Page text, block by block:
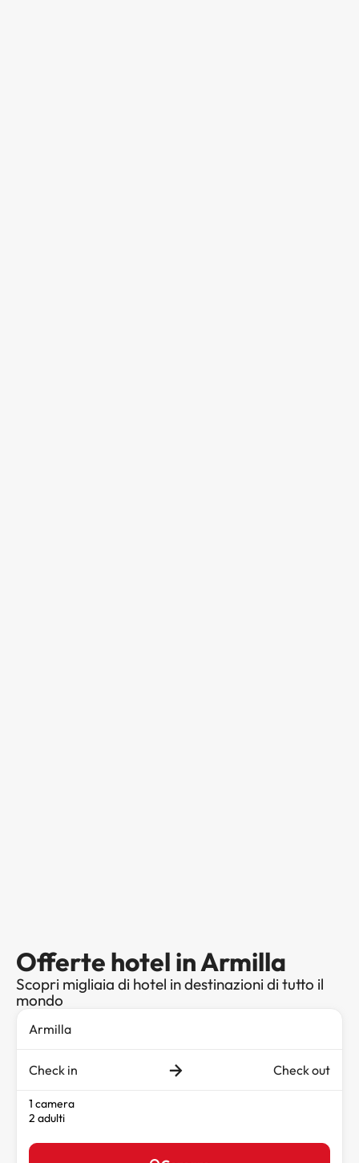
Offerte hotel in Armilla
Scopri migliaia di hotel in destinazioni di tutto il
mondo
Check in Check out
1 camera
2 adulti